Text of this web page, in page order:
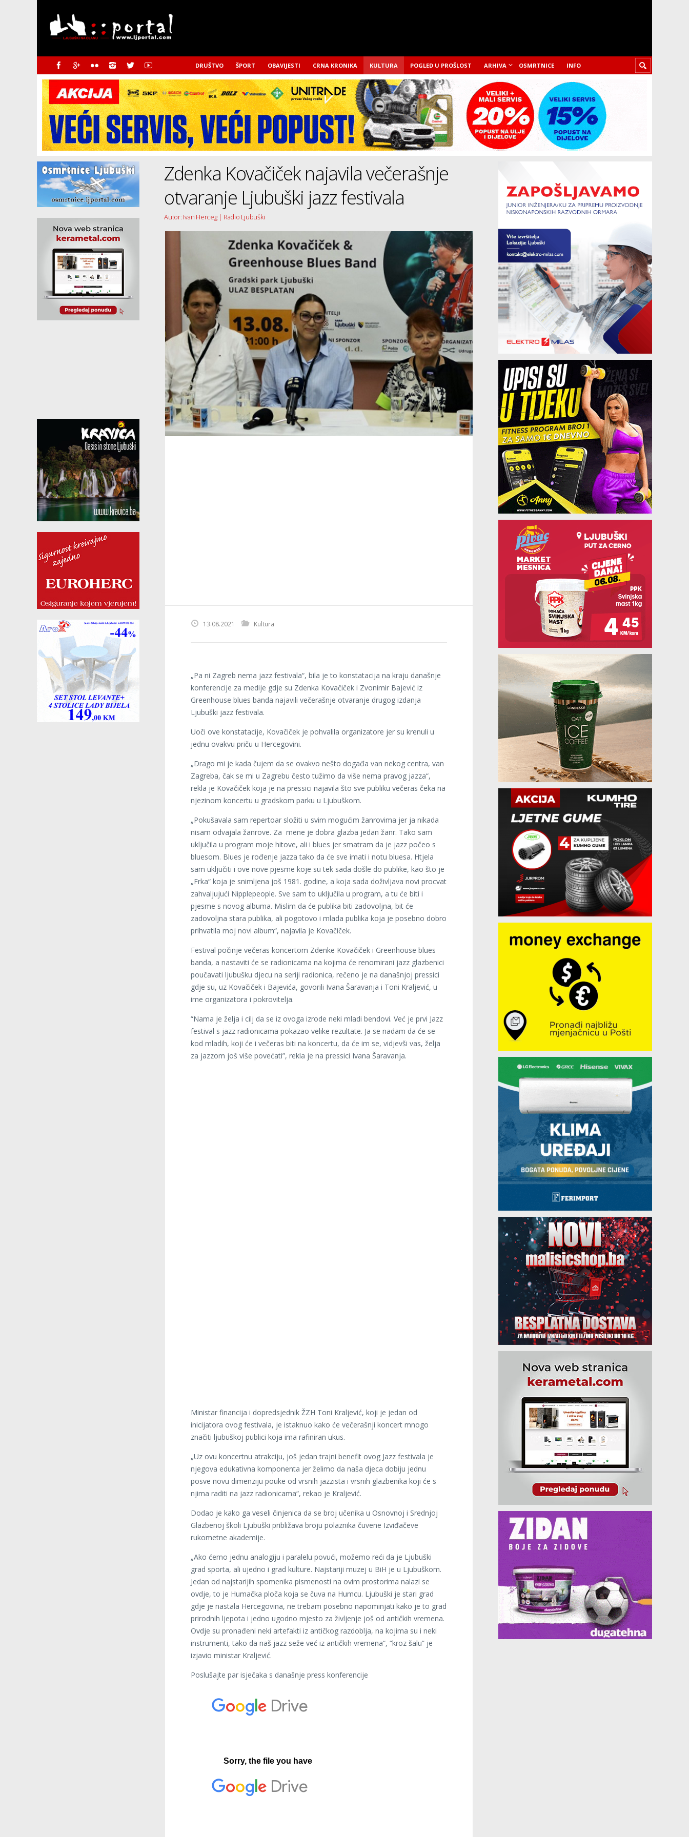
DRUŠTVO ŠPORT OBAVIJESTI CRNA KRONIKA KULTURA POGLED U PROŠLOST ARHIVA OSMRTNICE INFO
Zdenka Kovačiček najavila večerašnje
otvaranje Ljubuški jazz festivala
Autor: Ivan Herceg | Radio Ljubuški
13.08.2021 Kultura
„Pa ni Zagreb nema jazz festivala“, bila je to konstatacija na kraju današnje
konferencije za medije gdje su Zdenka Kovačiček i Zvonimir Bajević iz
Greenhouse blues banda najavili večerašnje otvaranje drugog izdanja
Ljubuški jazz festivala.
Uoči ove konstatacije, Kovačiček je pohvalila organizatore jer su krenuli u
jednu ovakvu priču u Hercegovini.
„Drago mi je kada čujem da se ovakvo nešto događa van nekog centra, van
Zagreba, čak se mi u Zagrebu često tužimo da više nema pravog jazza“,
rekla je Kovačiček koja je na pressici najavila što sve publiku večeras čeka na
njezinom koncertu u gradskom parku u Ljubuškom.
„Pokušavala sam repertoar složiti u svim mogućim žanrovima jer ja nikada
nisam odvajala žanrove. Za mene je dobra glazba jedan žanr. Tako sam
uključila u program moje hitove, ali i blues jer smatram da je jazz počeo s
bluesom. Blues je rođenje jazza tako da će sve imati i notu bluesa. Htjela
sam uključiti i ove nove pjesme koje su tek sada došle do publike, kao što je
„Frka“ koja je snimljena još 1981. godine, a koja sada doživljava novi procvat
zahvaljujući Nipplepeople. Sve sam to uključila u program, a tu će biti i
pjesme s novog albuma. Mislim da će publika biti zadovoljna, bit će
zadovoljna stara publika, ali pogotovo i mlada publika koja je posebno dobro
prihvatila moj novi album“, najavila je Kovačiček.
Festival počinje večeras koncertom Zdenke Kovačiček i Greenhouse blues
banda, a nastaviti će se radionicama na kojima će renomirani jazz glazbenici
poučavati ljubušku djecu na seriji radionica, rečeno je na današnjoj pressici
gdje su, uz Kovačiček i Bajevića, govorili Ivana Šaravanja i Toni Kraljević, u
ime organizatora i pokrovitelja.
“Nama je želja i cilj da se iz ovoga izrode neki mladi bendovi. Već je prvi Jazz
festival s jazz radionicama pokazao velike rezultate. Ja se nadam da će se
kod mladih, koji će i večeras biti na koncertu, da će im se, vidjevši vas, želja
za jazzom još više povećati”, rekla je na pressici Ivana Šaravanja.
Ministar financija i dopredsjednik ŽZH Toni Kraljević, koji je jedan od
inicijatora ovog festivala, je istaknuo kako će večerašnji koncert mnogo
značiti ljubuškoj publici koja ima rafiniran ukus.
„Uz ovu koncertnu atrakciju, još jedan trajni benefit ovog Jazz festivala je
njegova edukativna komponenta jer želimo da naša djeca dobiju jednu
posve novu dimenziju pouke od vrsnih jazzista i vrsnih glazbenika koji će s
njima raditi na jazz radionicama“, rekao je Kraljević.
Dodao je kako ga veseli činjenica da se broj učenika u Osnovnoj i Srednjoj
Glazbenoj školi Ljubuški približava broju polaznika čuvene Izviđačeve
rukometne akademije.
„Ako ćemo jednu analogiju i paralelu povući, možemo reći da je Ljubuški
grad sporta, ali ujedno i grad kulture. Najstariji muzej u BiH je u Ljubuškom.
Jedan od najstarijih spomenika pismenosti na ovim prostorima nalazi se
ovdje, to je Humačka ploča koja se čuva na Humcu. Ljubuški je stari grad
gdje je nastala Hercegovina, ne trebam posebno napominjati kako je to grad
prirodnih ljepota i jedno ugodno mjesto za življenje još od antičkih vremena.
Ovdje su pronađeni neki artefakti iz antičkog razdoblja, na kojima su i neki
instrumenti, tako da naš jazz seže već iz antičkih vremena“, “kroz šalu” je
izjavio ministar Kraljević.
Poslušajte par isječaka s današnje press konferencije